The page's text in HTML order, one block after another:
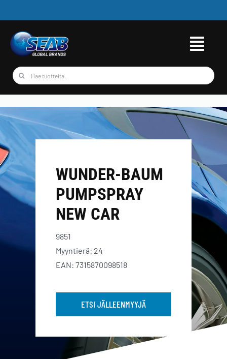
to
content
Etsi
WUNDER-BAUM
PUMPSPRAY
NEW CAR
9851
Myyntierä: 24
EAN: 7315870098518
ETSI JÄLLEENMYYJÄ